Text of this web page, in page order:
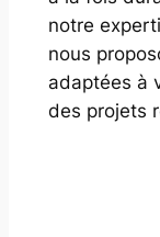
notre
nous
adaptées à
des projets